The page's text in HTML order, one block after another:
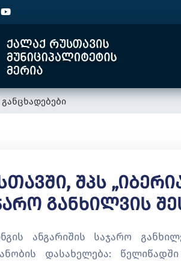
განცხადებები
Შპს
Განხილვის
ანგარიშის საჯარო
დასახელება: